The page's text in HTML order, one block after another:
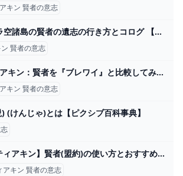
キン 賢者の意志
南へブラ空諸島の賢者の遺志の行き方とコログ 【ティアキン攻略】 - YouTube
賢者の意志
ティアキン：賢者を『ブレワイ』と比較してみた。1番変化があったキャラクターは？【ゼルダ ティアーズ オブ ザ キングダム日記＃48】 - 電撃オンライン
キン 賢者の意志
(けんじゃ)とは【ピクシブ百科事典】
【ティアキン】賢者(盟約)の使い方とおすすめ強化優先度【ゼルダの伝説ティアーズオブザキングダム】 - 神ゲー攻略
アキン 賢者の意志